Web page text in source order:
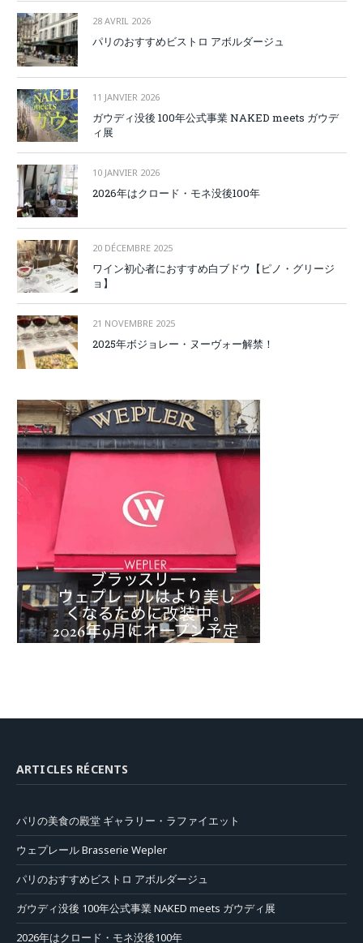
28 AVRIL 2026
パリのおすすめビストロ アボルダージュ
11 JANVIER 2026
ガウディ没後 100年公式事業 NAKED meets ガウデ
ィ展
10 JANVIER 2026
2026年はクロード・モネ没後100年
20 DÉCEMBRE 2025
ワイン初心者におすすめ白ブドウ【ピノ・グリージ
ョ】
21 NOVEMBRE 2025
2025年ボジョレー・ヌーヴォー解禁！
ARTICLES RÉCENTS
パリの美食の殿堂 ギャラリー・ラファイエット
ウェプレール Brasserie Wepler
パリのおすすめビストロ アボルダージュ
ガウディ没後 100年公式事業 NAKED meets ガウディ展
2026年はクロード・モネ没後100年